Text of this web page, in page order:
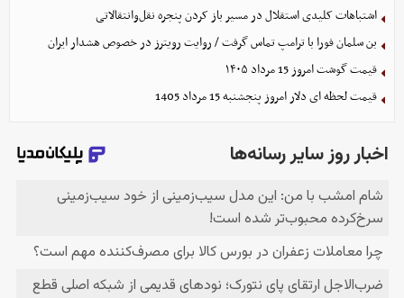
اشتباهات کلیدی استقلال در مسیر باز کردن پنجره نقل‌وانتقالاتی
بن سلمان فورا با ترامپ تماس گرفت / روایت رویترز در خصوص هشدار ایران
قیمت گوشت امروز 15 مرداد ۱۴۰۵
قیمت لحظه ای دلار امروز پنجشنبه 15 مرداد 1405